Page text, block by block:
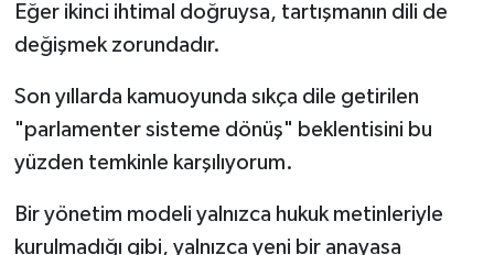
Eğer ikinci ihtimal doğruysa, tartışmanın dili de
değişmek zorundadır.
Son yıllarda kamuoyunda sıkça dile getirilen
"parlamenter sisteme dönüş" beklentisini bu
yüzden temkinle karşılıyorum.
Bir yönetim modeli yalnızca hukuk metinleriyle
kurulmadığı gibi, yalnızca yeni bir anayasa